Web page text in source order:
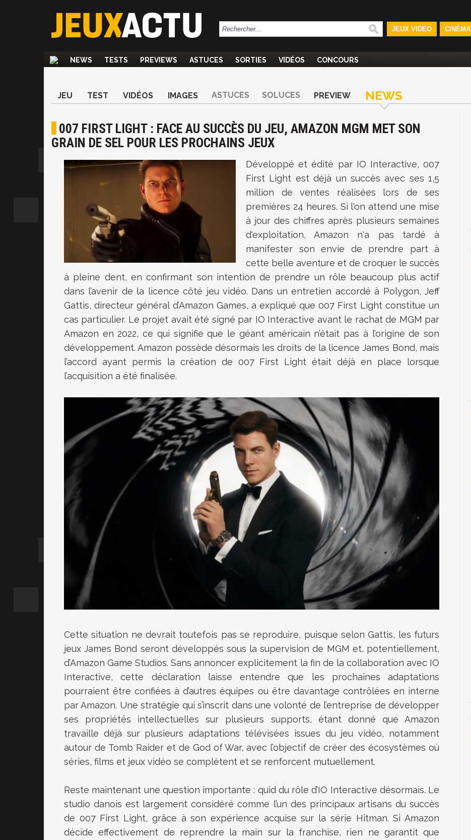
JEUX VIDÉO CINÉMA
NEWS TESTS PREVIEWS ASTUCES SORTIES VIDÉOS CONCOURS
JEU TEST VIDÉOS IMAGES ASTUCES SOLUCES PREVIEW NEWS
007 FIRST LIGHT : FACE AU SUCCÈS DU JEU, AMAZON MGM MET SON
GRAIN DE SEL POUR LES PROCHAINS JEUX
Développé et édité par IO Interactive, 007
First Light est déjà un succès avec ses 1,5
million de ventes réalisées lors de ses
premières 24 heures. Si l'on attend une mise
à jour des chiffres après plusieurs semaines
d'exploitation, Amazon n'a pas tardé à
manifester son envie de prendre part à
cette belle aventure et de croquer le succès
à pleine dent, en confirmant son intention de prendre un rôle beaucoup plus actif
dans l’avenir de la licence côté jeu vidéo. Dans un entretien accordé à Polygon, Jeff
Gattis, directeur général d’Amazon Games, a expliqué que 007 First Light constitue un
cas particulier. Le projet avait été signé par IO Interactive avant le rachat de MGM par
Amazon en 2022, ce qui signifie que le géant américain n’était pas à l’origine de son
développement. Amazon possède désormais les droits de la licence James Bond, mais
l’accord ayant permis la création de 007 First Light était déjà en place lorsque
l’acquisition a été finalisée.
Cette situation ne devrait toutefois pas se reproduire, puisque selon Gattis, les futurs
jeux James Bond seront développés sous la supervision de MGM et, potentiellement,
d’Amazon Game Studios. Sans annoncer explicitement la fin de la collaboration avec IO
Interactive, cette déclaration laisse entendre que les prochaines adaptations
pourraient être confiées à d’autres équipes ou être davantage contrôlées en interne
par Amazon. Une stratégie qui s’inscrit dans une volonté de l’entreprise de développer
ses propriétés intellectuelles sur plusieurs supports, étant donné que Amazon
travaille déjà sur plusieurs adaptations télévisées issues du jeu vidéo, notamment
autour de Tomb Raider et de God of War, avec l’objectif de créer des écosystèmes où
séries, films et jeux vidéo se complètent et se renforcent mutuellement.
Reste maintenant une question importante : quid du rôle d’IO Interactive désormais. Le
studio danois est largement considéré comme l’un des principaux artisans du succès
de 007 First Light, grâce à son expérience acquise sur la série Hitman. Si Amazon
décide effectivement de reprendre la main sur la franchise, rien ne garantit que